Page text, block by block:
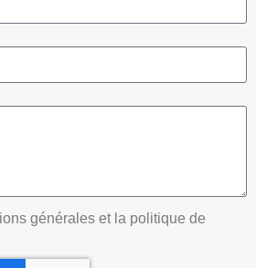
générales et la politique de